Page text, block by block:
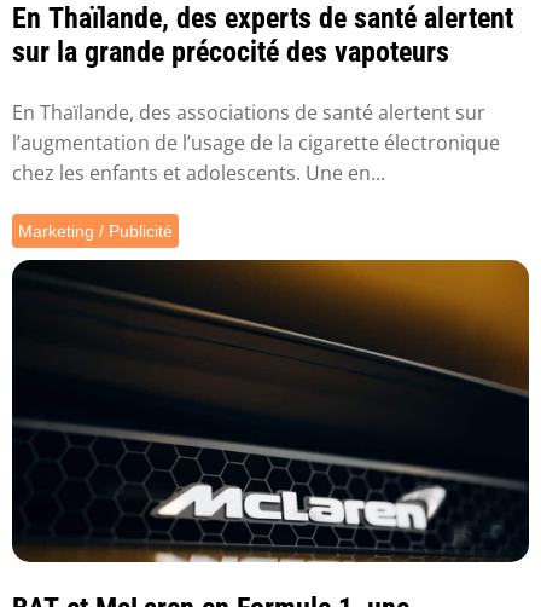
En Thaïlande, des experts de santé alertent
sur la grande précocité des vapoteurs
En Thaïlande, des associations de santé alertent sur
l’augmentation de l’usage de la cigarette électronique
chez les enfants et adolescents. Une en...
Marketing / Publicité